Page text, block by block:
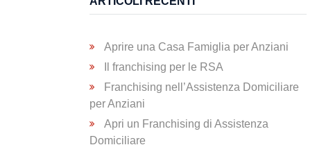
Aprire una Casa Famiglia per Anziani
Il franchising per le RSA
Franchising nell’Assistenza Domiciliare
per Anziani
Apri un Franchising di Assistenza
Domiciliare